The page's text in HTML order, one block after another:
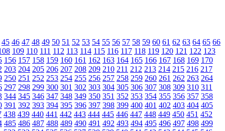
45 46 47 48 49 50 51 52 53 54 55 56 57 58 59 60 61 62 63 64 65 66
109 110 111 112 113 114 115 116 117 118 119 120 121 122 123
156 157 158 159 160 161 162 163 164 165 166 167 168 169 170
203 204 205 206 207 208 209 210 211 212 213 214 215 216 217
250 251 252 253 254 255 256 257 258 259 260 261 262 263 264
297 298 299 300 301 302 303 304 305 306 307 308 309 310 311
344 345 346 347 348 349 350 351 352 353 354 355 356 357 358
391 392 393 394 395 396 397 398 399 400 401 402 403 404 405
438 439 440 441 442 443 444 445 446 447 448 449 450 451 452
485 486 487 488 489 490 491 492 493 494 495 496 497 498 499